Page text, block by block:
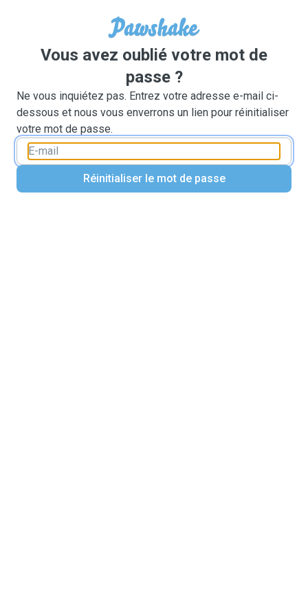
Vous avez oublié votre mot de
passe ?
Ne vous inquiétez pas. Entrez votre adresse e-mail ci-
dessous et nous vous enverrons un lien pour réinitialiser
votre mot de passe.
Réinitialiser le mot de passe